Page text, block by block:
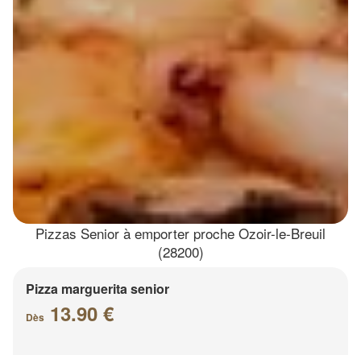
Pizzas Senior à emporter proche Ozoir-le-Breuil
(28200)
Pizza marguerita senior
Dès 13.90 €